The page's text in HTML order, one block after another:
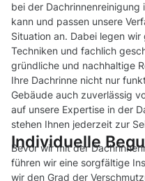
bei der Dachrinnenreinigung
kann und passen unsere
Situation an. Dabei legen
Techniken und fachlich
gründliche und nachhaltige
Ihre Dachrinne nicht nur
Gebäude auch zuverlässig
auf unsere Expertise in der
stehen Ihnen jederzeit zur
Individuelle
Bevor wir mit der
führen wir eine sorgfältige
wir den Grad der